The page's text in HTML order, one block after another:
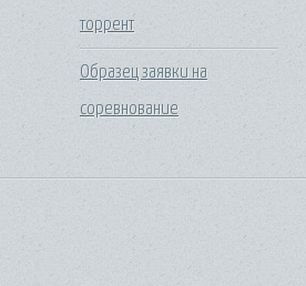
торрент
Образец заявки на
соревнование